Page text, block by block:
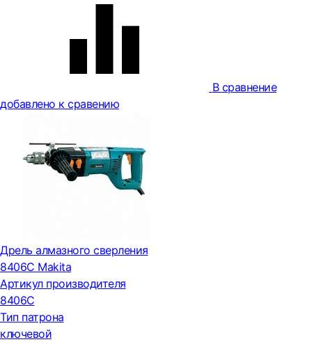
В сравнение
добавлено к сравению
Дрель алмазного сверления
8406C Makita
Артикул производителя
8406C
Тип патрона
ключевой